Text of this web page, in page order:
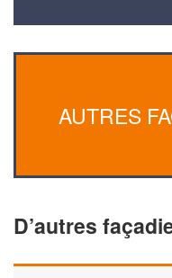
AUTRES
D’autres